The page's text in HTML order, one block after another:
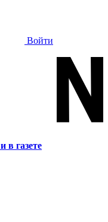
Войти
и в газете